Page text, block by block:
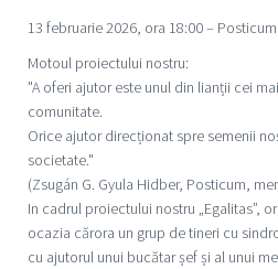
13 februarie 2026, ora 18:00 – Posticum
Motoul proiectului nostru:
"A oferi ajutor este unul din lianții cei
comunitate.
Orice ajutor direcționat spre semenii
societate."
(Zsugán G. Gyula Hidber, Posticum,
In cadrul proiectului nostru „Egalitas”,
ocazia cărora un grup de tineri cu
cu ajutorul unui bucătar șef și al unui